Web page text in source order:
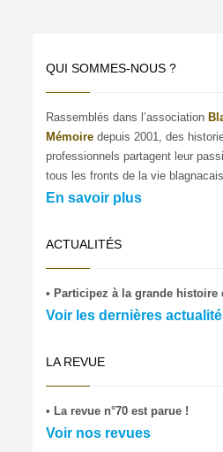
QUI SOMMES-NOUS ?
Rassemblés dans l’association
Mémoire depuis 2001, des
professionnels partagent leur
tous les fronts de la vie
En savoir plus
ACTUALITÉS
• Participez à la grande histoire
Voir les dernières
LA REVUE
• La revue n°70 est parue !
Voir nos revues